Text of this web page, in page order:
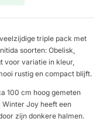
triple pack met
soorten: Obelisk,
voor variatie in kleur,
rustig en compact blijft.
100 cm hoog gemeten
Winter Joy heeft een
zijn donkere halmen.